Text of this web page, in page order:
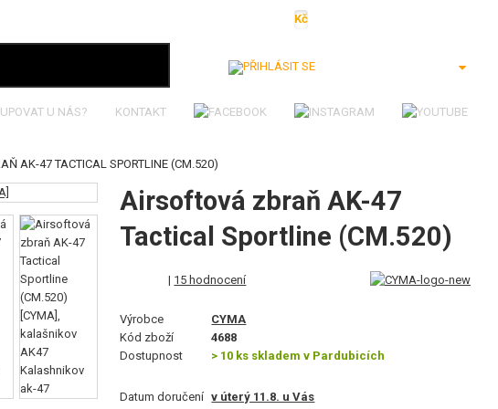
Kč
U NÁS? KONTAKT
AK-47 TACTICAL SPORTLINE (CM.520)
Airsoftová zbraň AK-47
Tactical Sportline (CM.520)
| 15 hodnocení
Výrobce
CYMA
Kód zboží
4688
Dostupnost
> 10 ks skladem v Pardubicích
Datum doručení v úterý 11.8. u Vás